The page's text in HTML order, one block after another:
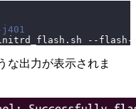
--
な出力が表示されま